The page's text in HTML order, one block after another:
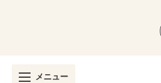
メニュー